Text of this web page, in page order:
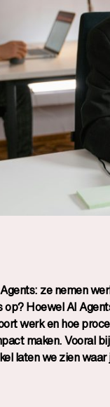
ze nemen
Hoewel AI
werk en hoe
maken. Vooral
laten we zien